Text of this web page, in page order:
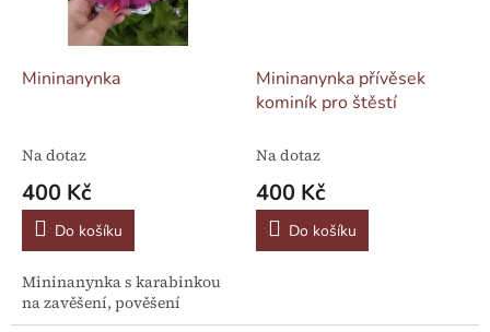
Mininanynka
Na dotaz
400 Kč
Do košíku
Mininanynka s karabinkou
na zavěšení, pověšení
Mininanynka přívěsek
kominík pro štěstí
Na dotaz
400 Kč
Do košíku